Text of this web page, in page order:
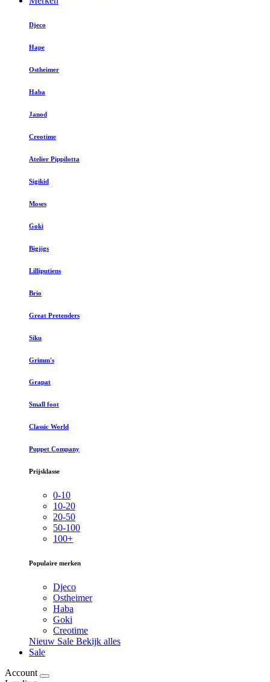
Djeco
Hape
Ostheimer
Haba
Janod
Creotime
Atelier Pippilotta
Sigikid
Moses
Goki
Bigjigs
Lilliputiens
Brio
Great Pretenders
Siku
Grimm's
Grapat
Small foot
Classic World
Puppet Company
Prijsklasse
0-10
10-20
20-50
50-100
100+
Populaire merken
Djeco
Ostheimer
Haba
Goki
Creotime
Nieuw Sale Bekijk alles
Sale
Account